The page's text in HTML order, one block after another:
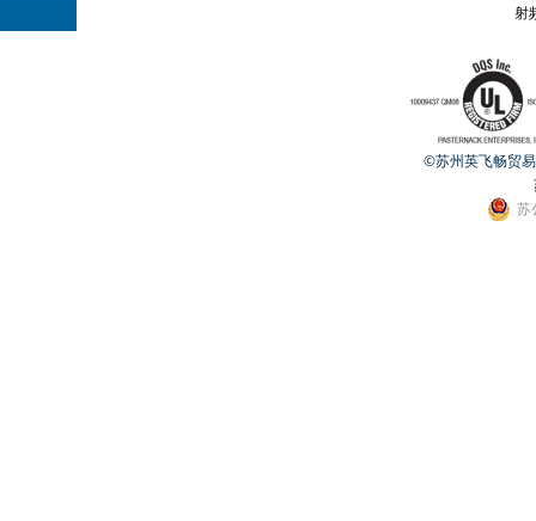
射
©苏州英飞畅贸
苏